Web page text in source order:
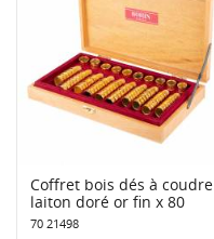
Coffret bois dés à coudre
laiton doré or fin x 80
70 21498